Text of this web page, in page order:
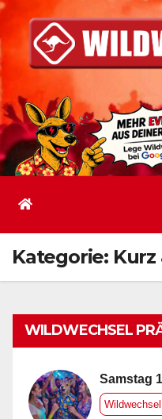
Inhalt
springen
Kategorie: Kurz
WILDWECHSEL
Samstag